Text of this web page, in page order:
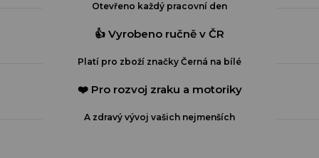
Otevřeno každý pracovní den
👍 Vyrobeno ručně v ČR
Platí pro zboží značky Černá na bílé
❤️ Pro rozvoj zraku a motoriky
A zdravý vývoj vašich nejmenších